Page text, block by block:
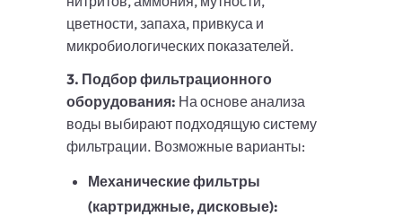
цветности, запаха, привкуса и
микробиологических показателей.
3. Подбор фильтрационного
оборудования: На основе анализа
воды выбирают подходящую систему
фильтрации. Возможные варианты:
Механические фильтры
(картриджные, дисковые):